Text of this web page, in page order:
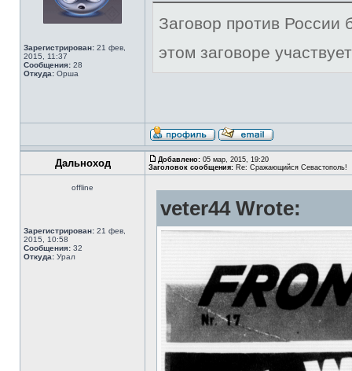
Зарегистрирован: 21 фев,
2015, 11:37
Сообщения: 28
Откуда: Орша
Заговор против России
этом заговоре
Дальноход Добавлено: 05 мар, 2015, 19:20
Заголовок сообщения: Re: Сражающийся Севастополь!
offline
Зарегистрирован: 21 фев,
2015, 10:58
Сообщения: 32
Откуда: Урал
veter44 Wrote: